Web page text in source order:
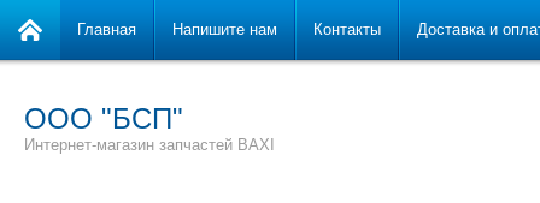
ООО "БСП"
Интернет-магазин запчастей BAXI
Главная Напишите нам Контакты Доставка и